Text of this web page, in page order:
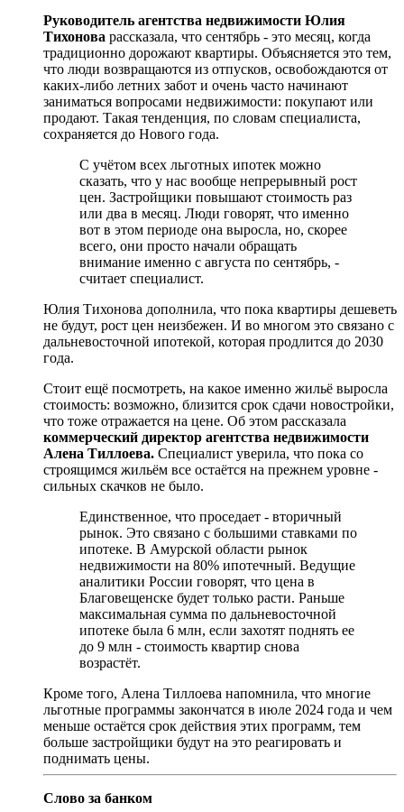
Руководитель агентства недвижимости Юлия
Тихонова рассказала, что сентябрь - это месяц, когда
традиционно дорожают квартиры. Объясняется это тем,
что люди возвращаются из отпусков, освобождаются от
каких-либо летних забот и очень часто начинают
заниматься вопросами недвижимости: покупают или
продают. Такая тенденция, по словам специалиста,
сохраняется до Нового года.
С учётом всех льготных ипотек можно
сказать, что у нас вообще непрерывный рост
цен. Застройщики повышают стоимость раз
или два в месяц. Люди говорят, что именно
вот в этом периоде она выросла, но, скорее
всего, они просто начали обращать
внимание именно с августа по сентябрь, -
считает специалист.
Юлия Тихонова дополнила, что пока квартиры дешеветь
не будут, рост цен неизбежен. И во многом это связано с
дальневосточной ипотекой, которая продлится до 2030
года.
Стоит ещё посмотреть, на какое именно жильё выросла
стоимость: возможно, близится срок сдачи новостройки,
что тоже отражается на цене. Об этом рассказала
коммерческий директор агентства недвижимости
Алена Тиллоева. Специалист уверила, что пока со
строящимся жильём все остаётся на прежнем уровне -
сильных скачков не было.
Единственное, что проседает - вторичный
рынок. Это связано с большими ставками по
ипотеке. В Амурской области рынок
недвижимости на 80% ипотечный. Ведущие
аналитики России говорят, что цена в
Благовещенске будет только расти. Раньше
максимальная сумма по дальневосточной
ипотеке была 6 млн, если захотят поднять ее
до 9 млн - стоимость квартир снова
возрастёт.
Кроме того, Алена Тиллоева напомнила, что многие
льготные программы закончатся в июле 2024 года и чем
меньше остаётся срок действия этих программ, тем
больше застройщики будут на это реагировать и
поднимать цены.
Слово за банком